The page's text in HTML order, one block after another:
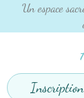
Un espace